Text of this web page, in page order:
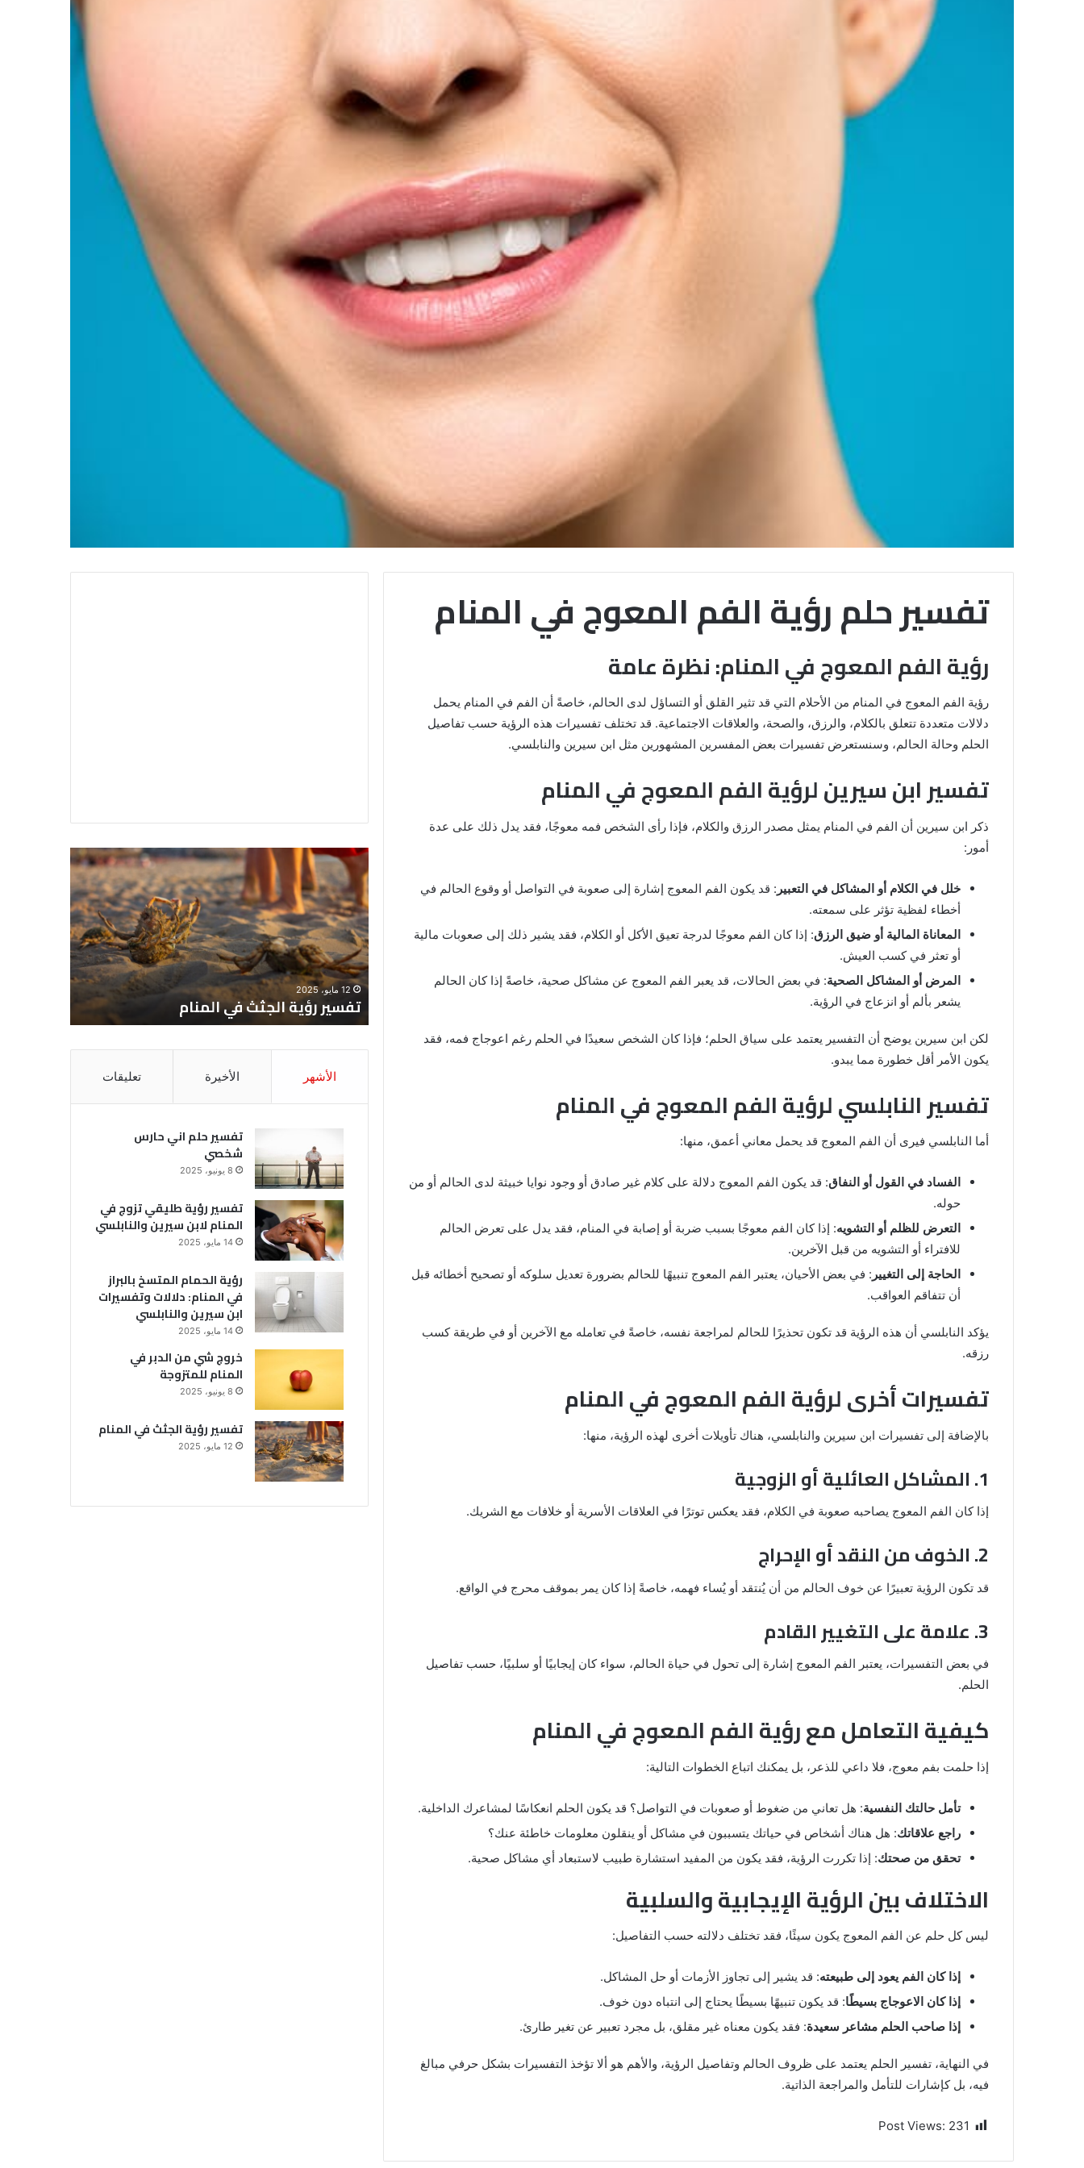
تفسير حلم رؤية الفم المعوج في المنام
رؤية الفم المعوج في المنام: نظرة عامة
رؤية الفم المعوج في المنام من الأحلام التي قد تثير القلق أو التساؤل لدى الحالم، خاصةً أن الفم في المنام يحمل
دلالات متعددة تتعلق بالكلام، والرزق، والصحة، والعلاقات الاجتماعية. قد تختلف تفسيرات هذه الرؤية حسب تفاصيل
الحلم وحالة الحالم، وسنستعرض تفسيرات بعض المفسرين المشهورين مثل ابن سيرين والنابلسي.
تفسير ابن سيرين لرؤية الفم المعوج في المنام
ذكر ابن سيرين أن الفم في المنام يمثل مصدر الرزق والكلام، فإذا رأى الشخص فمه معوجًا، فقد يدل ذلك على عدة
أمور:
خلل في الكلام أو المشاكل في التعبير : قد يكون الفم المعوج إشارة إلى صعوبة في التواصل أو وقوع الحالم في
أخطاء لفظية تؤثر على سمعته.
المعاناة المالية أو ضيق الرزق: إذا كان الفم معوجًا لدرجة تعيق الأكل أو الكلام، فقد يشير ذلك إلى صعوبات مالية
أو تعثر في كسب العيش.
المرض أو المشاكل الصحية: في بعض الحالات، قد يعبر الفم المعوج عن مشاكل صحية، خاصةً إذا كان الحالم
يشعر بألم أو انزعاج في الرؤية.
لكن ابن سيرين يوضح أن التفسير يعتمد على سياق الحلم؛ فإذا كان الشخص سعيدًا في الحلم رغم اعوجاج فمه، فقد
يكون الأمر أقل خطورة مما يبدو.
تفسير النابلسي لرؤية الفم المعوج في المنام
أما النابلسي فيرى أن الفم المعوج قد يحمل معاني أعمق، منها:
الفساد في القول أو النفاق: قد يكون الفم المعوج دلالة على كلام غير صادق أو وجود نوايا خبيثة لدى الحالم أو من
حوله.
التعرض للظلم أو التشويه: إذا كان الفم معوجًا بسبب ضربة أو إصابة في المنام، فقد يدل على تعرض الحالم
للافتراء أو التشويه من قبل الآخرين.
الحاجة إلى التغيير : في بعض الأحيان، يعتبر الفم المعوج تنبيهًا للحالم بضرورة تعديل سلوكه أو تصحيح أخطائه قبل
أن تتفاقم العواقب.
يؤكد النابلسي أن هذه الرؤية قد تكون تحذيرًا للحالم لمراجعة نفسه، خاصةً في تعامله مع الآخرين أو في طريقة كسب
رزقه.
تفسيرات أخرى لرؤية الفم المعوج في المنام
بالإضافة إلى تفسيرات ابن سيرين والنابلسي، هناك تأويلات أخرى لهذه الرؤية، منها:
1. المشاكل العائلية أو الزوجية
إذا كان الفم المعوج يصاحبه صعوبة في الكلام، فقد يعكس توترًا في العلاقات الأسرية أو خلافات مع الشريك.
2. الخوف من النقد أو الإحراج
قد تكون الرؤية تعبيرًا عن خوف الحالم من أن يُنتقد أو يُساء فهمه، خاصةً إذا كان يمر بموقف محرج في الواقع.
3. علامة على التغيير القادم
في بعض التفسيرات، يعتبر الفم المعوج إشارة إلى تحول في حياة الحالم، سواء كان إيجابيًا أو سلبيًا، حسب تفاصيل
الحلم.
كيفية التعامل مع رؤية الفم المعوج في المنام
إذا حلمت بفم معوج، فلا داعي للذعر، بل يمكنك اتباع الخطوات التالية:
تأمل حالتك النفسية: هل تعاني من ضغوط أو صعوبات في التواصل؟ قد يكون الحلم انعكاسًا لمشاعرك الداخلية.
راجع علاقاتك: هل هناك أشخاص في حياتك يتسببون في مشاكل أو ينقلون معلومات خاطئة عنك؟
تحقق من صحتك: إذا تكررت الرؤية، فقد يكون من المفيد استشارة طبيب لاستبعاد أي مشاكل صحية.
الاختلاف بين الرؤية الإيجابية والسلبية
ليس كل حلم عن الفم المعوج يكون سيئًا، فقد تختلف دلالته حسب التفاصيل:
إذا كان الفم يعود إلى طبيعته: قد يشير إلى تجاوز الأزمات أو حل المشاكل.
إذا كان الاعوجاج بسيطًا: قد يكون تنبيهًا بسيطًا يحتاج إلى انتباه دون خوف.
إذا صاحب الحلم مشاعر سعيدة: فقد يكون معناه غير مقلق، بل مجرد تعبير عن تغير طارئ.
في النهاية، تفسير الحلم يعتمد على ظروف الحالم وتفاصيل الرؤية، والأهم هو ألا تؤخذ التفسيرات بشكل حرفي مبالغ
فيه، بل كإشارات للتأمل والمراجعة الذاتية.
Post Views: 231
رؤية
المتسخ
بالبراز
المنام:
دلالات
وتفسيرات
سيرين
رؤية الحمام المتسخ بالبراز في المنام:
دلالات وتفسيرات ابن سيرين والنابلسي
من
المنام
8 يونيو، 2025
تفسير
رؤية
الجثث
في
المنام
12 مايو، 2025
تفسير رؤية الجثث في المنام
تفسير
اني
حارس
شخصي
الأشهر الأخيرة تعليقات
تفسير حلم اني حارس
شخصي
8 يونيو، 2025
تفسير رؤية طليقي تزوج في
المنام لابن سيرين والنابلسي
14 مايو، 2025
رؤية الحمام المتسخ بالبراز
في المنام: دلالات وتفسيرات
ابن سيرين والنابلسي
14 مايو، 2025
خروج شي من الدبر في
المنام للمتزوجة
8 يونيو، 2025
تفسير رؤية الجثث في المنام
12 مايو، 2025